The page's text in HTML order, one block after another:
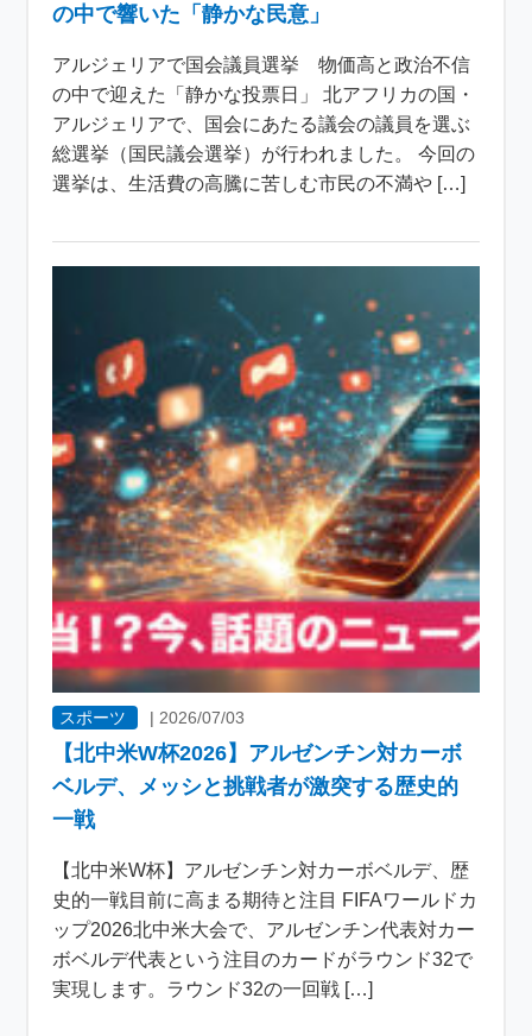
の中で響いた「静かな民意」
アルジェリアで国会議員選挙 物価高と政治不信
の中で迎えた「静かな投票日」 北アフリカの国・
アルジェリアで、国会にあたる議会の議員を選ぶ
総選挙（国民議会選挙）が行われました。 今回の
選挙は、生活費の高騰に苦しむ市民の不満や […]
スポーツ | 2026/07/03
【北中米W杯2026】アルゼンチン対カーボ
ベルデ、メッシと挑戦者が激突する歴史的
一戦
【北中米W杯】アルゼンチン対カーボベルデ、歴
史的一戦目前に高まる期待と注目 FIFAワールドカ
ップ2026北中米大会で、アルゼンチン代表対カー
ボベルデ代表という注目のカードがラウンド32で
実現します。ラウンド32の一回戦 […]